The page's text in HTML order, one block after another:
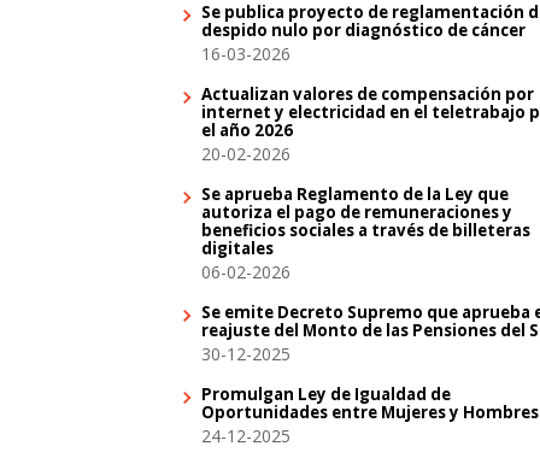
Se publica proyecto de reglamentación
despido nulo por diagnóstico de cáncer
16-03-2026
Actualizan valores de compensación por
internet y electricidad en el teletrabajo
el año 2026
20-02-2026
Se aprueba Reglamento de la Ley que
autoriza el pago de remuneraciones y
beneficios sociales a través de billeteras
digitales
06-02-2026
Se emite Decreto Supremo que aprueba
reajuste del Monto de las Pensiones del
30-12-2025
Promulgan Ley de Igualdad de
Oportunidades entre Mujeres y Hombres
24-12-2025